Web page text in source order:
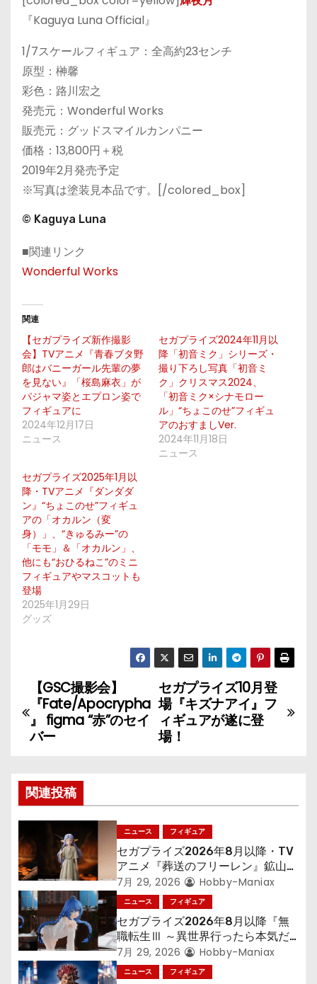
『Kaguya Luna Official』
1/7スケールフィギュア：全高約23センチ
原型：榊馨
彩色：路川宏之
発売元：Wonderful Works
販売元：グッドスマイルカンパニー
価格：13,800円＋税
2019年2月発売予定
※写真は塗装見本品です。[/colored_box]
© Kaguya Luna
■関連リンク
Wonderful Works
関連
【セガプライズ新作撮影
会】TVアニメ『青春ブタ野
郎はバニーガール先輩の夢
を見ない』「桜島麻衣」が
パジャマ姿とエプロン姿で
フィギュアに
2024年12月17日
ニュース
セガプライズ2024年11月以
降「初音ミク」シリーズ・
撮り下ろし写真「初音ミ
ク」クリスマス2024、
「初音ミク×シナモロー
ル」“ちょこのせ”フィギュ
アのおすましVer.
2024年11月18日
ニュース
セガプライズ2025年1月以
降・TVアニメ『ダンダダ
ン』“ちょこのせ”フィギュ
アの「オカルン（変
身）」、“きゅるみー”の
「モモ」＆「オカルン」、
他にも“おひるねこ”のミニ
フィギュアやマスコットも
登場
2025年1月29日
グッズ
投
稿
ビ
ゲ
ー
シ
ョ
ン
セガプライズ10月登
場『キズナアイ』フ
ィギュアが遂に登
場！
【GSC撮影会】
『Fate/Apocrypha
』 figma “赤”のセイ
バー
関連投稿
ニュース フィギュア
セガプライズ2026年8月以降・TV
アニメ『葬送のフリーレン』鉱山で
300年働くことになっっちゃった
「フリーレン」を立体化！
7月 29, 2026 Hobby-Maniax
ニュース フィギュア
セガプライズ2026年8月以降『無
職転生Ⅲ ～異世界行ったら本気だ
す～』から「ロキシー」のフィギュ
アが登場！
7月 29, 2026 Hobby-Maniax
ニュース フィギュア